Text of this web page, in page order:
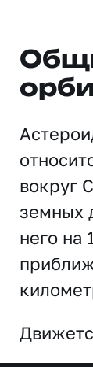
вокруг
земных
него на